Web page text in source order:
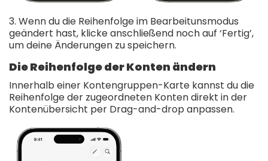
3. Wenn du die Reihenfolge im Bearbeitunsmodus
geändert hast, klicke anschließend noch auf ‘Fertig’,
um deine Änderungen zu speichern.
Die Reihenfolge der Konten ändern
Innerhalb einer Kontengruppen-Karte kannst du die
Reihenfolge der zugeordneten Konten direkt in der
Kontenübersicht per Drag-and-drop anpassen.